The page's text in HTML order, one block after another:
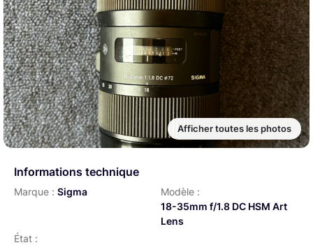
Afficher toutes les photos
Informations technique
Marque : Sigma
Modèle :
18-35mm f/1.8 DC HSM Art
Lens
État :